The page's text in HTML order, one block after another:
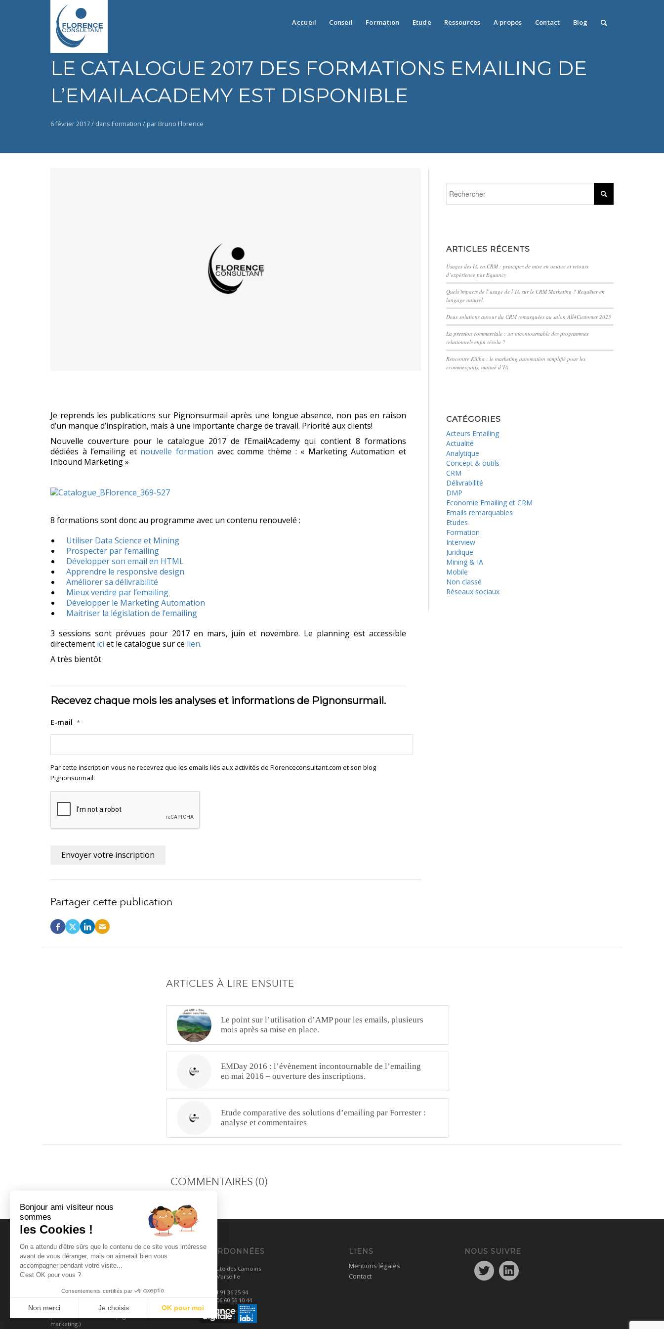
Accueil Conseil Formation Etude Ressources A propos Contact Blog
LE CATALOGUE 2017 DES FORMATIONS EMAILING DE
L’EMAILACADEMY EST DISPONIBLE
6 février 2017 / dans Formation / par Bruno Florence
Je reprends les publications sur Pignonsurmail après une longue absence, non pas en raison
d’un manque d’inspiration, mais à une importante charge de travail. Priorité aux clients!
Nouvelle couverture pour le catalogue 2017 de l’EmailAcademy qui contient 8 formations
dédiées à l’emailing et nouvelle formation avec comme thème : « Marketing Automation et
Inbound Marketing »
8 formations sont donc au programme avec un contenu renouvelé :
Utiliser Data Science et Mining
Prospecter par l’emailing
Développer son email en HTML
Apprendre le responsive design
Améliorer sa délivrabilité
Mieux vendre par l’emailing
Développer le Marketing Automation
Maitriser la législation de l’emailing
3 sessions sont prévues pour 2017 en mars, juin et novembre. Le planning est accessible
directement ici et le catalogue sur ce lien.
A très bientôt
Recevez chaque mois les analyses et informations de Pignonsurmail.
E-mail *
Par cette inscription vous ne recevrez que les emails liés aux activités de Florenceconsultant.com et son blog
Pignonsurmail.
Partager cette publication
ARTICLES RÉCENTS
Usages des IA en CRM : principes de mise en oeuvre et retours
d’expérience par Equancy
Quels impacts de l’usage de l’IA sur le CRM Marketing ? Requêter en
langage naturel.
Deux solutions autour du CRM remarquées au salon All4Customer 2025
La pression commerciale : un incontournable des programmes
relationnels enfin résolu ?
Rencontre Kiliba : le marketing automation simplifié pour les
ecommerçants, matiné d’IA
CATÉGORIES
Acteurs Emailing
Actualité
Analytique
Concept & outils
CRM
Délivrabilité
DMP
Economie Emailing et CRM
Emails remarquables
Etudes
Formation
Interview
Juridique
Mining & IA
Mobile
Non classé
Réseaux sociaux
ARTICLES À LIRE ENSUITE
Le point sur l’utilisation d’AMP pour les emails, plusieurs
mois après sa mise en place.
EMDay 2016 : l’évènement incontournable de l’emailing
en mai 2016 – ouverture des inscriptions.
Etude comparative des solutions d’emailing par Forrester :
analyse et commentaires
COMMENTAIRES (0)
FLORENCE CONSULTANT
Florence Consultant vous accompagne
dans votre stratégie d’email marketing
emailing et CRM ainsi que des prestations
Retrouvez aussi nos recommandations
marketing.)
COORDONNÉES
231 route des Camoins
13011 Marseille
04 91 36 25 94
06 60 56 10 44
LIENS
Mentions légales
Contact
NOUS SUIVRE
Bonjour ami visiteur nous
sommes
les Cookies !
On a attendu d'être sûrs que le contenu de ce site vous intéresse
avant de vous déranger, mais on aimerait bien vous
accompagner pendant votre visite...
C'est OK pour vous ?
Consentements certifiés par
Non merci Je choisis OK pour moi
Axeptio consent
Plateforme de Gestion du Consentement : Personnalisez vos Options